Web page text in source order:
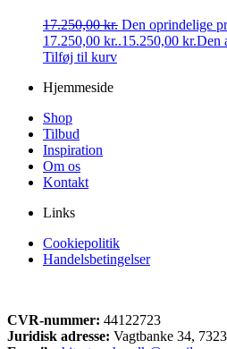
17.250,00kr. Den oprindelige
17.250,00 kr..15.250,00 kr.Den
Tilføj til kurv
Hjemmeside
Shop
Tilbud
Inspiration
Om os
Kontakt
Links
Cookiepolitik
Handelsbetingelser
CVR-nummer: 44122723
Juridisk adresse: Vagtbanke 34, 7323